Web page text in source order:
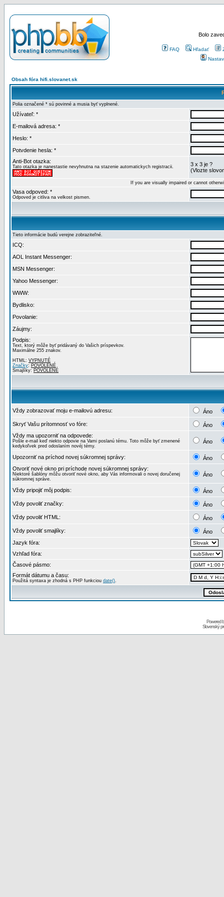
Bolo
FAQ Hľadať
Obsah fóra hifi.slovanet.sk
Polia označené * sú povinné a musia byť vyplnené.
Užívateľ: *
E-mailová adresa: *
Heslo: *
Potvdenie hesla: *
Anti-Bot otazka:
Tato otazka je nanestastie nevyhnutna na stazenie automatickych registracii.
3 x 3 je ?
(Vlozte
If you are visually impaired or cannot
Vasa odpoved: *
Odpoved je citliva na velkost pismen.
Tieto informácie budú verejne zobraziteľné.
ICQ:
AOL Instant Messenger:
MSN Messenger:
Yahoo Messenger:
WWW:
Bydlisko:
Povolanie:
Záujmy:
Podpis:
Text, ktorý môže byť pridávaný do Vašich príspevkov.
Maximálne 255 znakov.
HTML: VYPNUTÉ
Značky: POVOLENÉ
Smajlíky: POVOLENÉ
Vždy zobrazovať moju e-mailovú adresu: Áno
Skryť Vašu prítomnosť vo fóre:
Áno
Vždy ma upozorniť na odpovede:
Pošle e-mail keď niekto odpovie na Vami poslanú tému. Toto môže byť zmenené
kedykoľvek pred odoslaním novéj témy.
Áno
Upozorniť na príchod novej súkromnej správy:
Áno
Otvoriť nové okno pri príchode novej súkromnej správy:
Niektoré šablóny môžu otvoriť nové okno, aby Vás informovali o novej doručenej
súkromnej správe.
Áno
Vždy pripojiť môj podpis: Áno
Vždy povoliť značky: Áno
Vždy povoliť HTML: Áno
Vždy povoliť smajlíky:
Áno
Jazyk fóra:
Vzhľad fóra:
Časové pásmo:
Formát dátumu a času:
Použitá syntaxa je zhodná s PHP funkciou date().
Powered
Slovenský